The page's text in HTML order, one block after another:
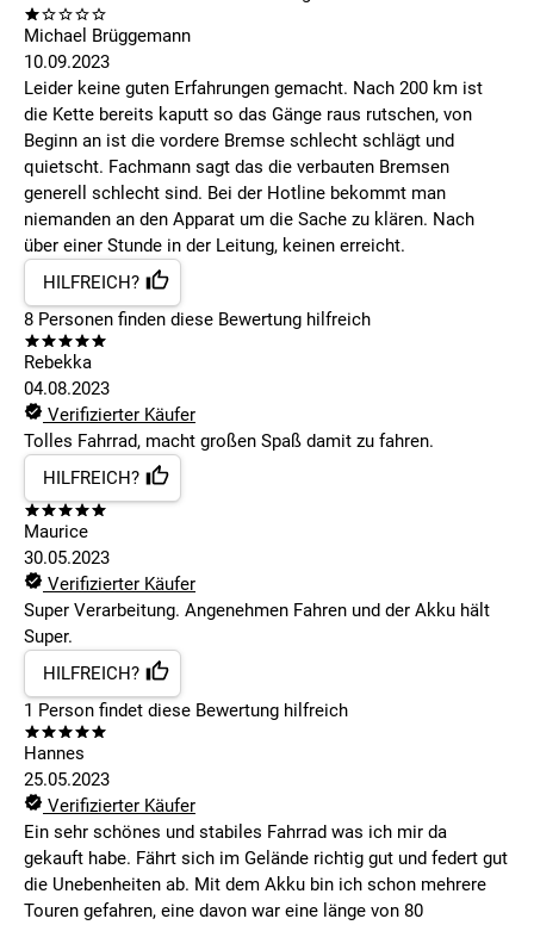
Michael Brüggemann
10.09.2023
Leider keine guten Erfahrungen gemacht. Nach 200 km ist
die Kette bereits kaputt so das Gänge raus rutschen, von
Beginn an ist die vordere Bremse schlecht schlägt und
quietscht. Fachmann sagt das die verbauten Bremsen
generell schlecht sind. Bei der Hotline bekommt man
niemanden an den Apparat um die Sache zu klären. Nach
über einer Stunde in der Leitung, keinen erreicht.
HILFREICH?
8 Personen finden diese Bewertung hilfreich
Rebekka
04.08.2023
Verifizierter Käufer
Tolles Fahrrad, macht großen Spaß damit zu fahren.
HILFREICH?
Maurice
30.05.2023
Verifizierter Käufer
Super Verarbeitung. Angenehmen Fahren und der Akku hält
Super.
HILFREICH?
1 Person findet diese Bewertung hilfreich
Hannes
25.05.2023
Verifizierter Käufer
Ein sehr schönes und stabiles Fahrrad was ich mir da
gekauft habe. Fährt sich im Gelände richtig gut und federt gut
die Unebenheiten ab. Mit dem Akku bin ich schon mehrere
Touren gefahren, eine davon war eine länge von 80